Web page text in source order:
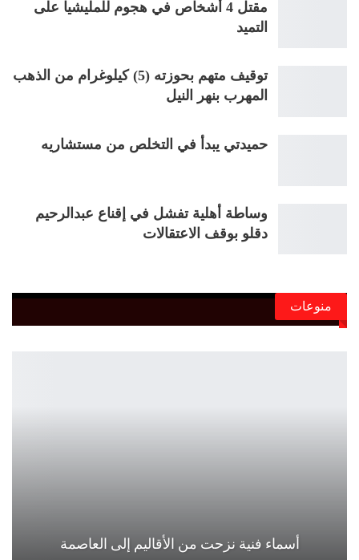
مقتل 4 أشخاص في هجوم للمليشيا على
التميد
توقيف متهم بحوزته (5) كيلوغرام من الذهب
المهرب بنهر النيل
حميدتي يبدأ في التخلص من مستشاريه
وساطة أهلية تفشل في إقناع عبدالرحيم
دقلو بوقف الاعتقالات
منوعات
أسماء فنية نزحت من الأقاليم إلى العاصمة